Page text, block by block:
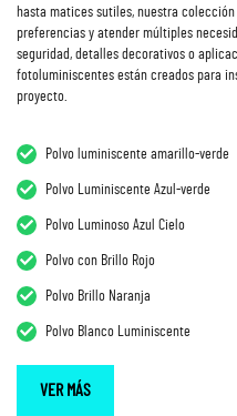
hasta matices sutiles, nuestra
preferencias y atender múltiples
seguridad, detalles decorativos o
fotoluminiscentes están creados para
proyecto.
Polvo luminiscente amarillo-verde
Polvo Luminiscente Azul-verde
Polvo Luminoso Azul Cielo
Polvo con Brillo Rojo
Polvo Brillo Naranja
Polvo Blanco Luminiscente
VER MÁS